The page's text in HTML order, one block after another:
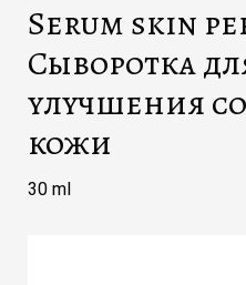
30 ml
Serum skin
Сыворотка
улучшения
кожи